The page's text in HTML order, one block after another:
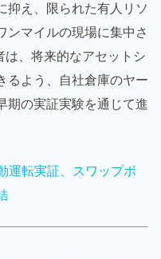
抑え、限られた有人リソ
ンマイルの現場に集中さ
、将来的なアセットシ
るよう、自社倉庫のヤー
期の実証実験を通じて進
運転実証、スワップボ